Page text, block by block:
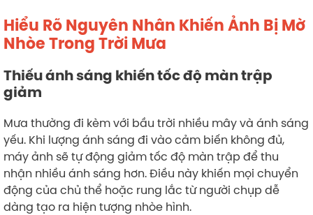
Hiểu Rõ Nguyên Nhân Khiến Ảnh Bị Mờ
Nhòe Trong Trời Mưa
Thiếu ánh sáng khiến tốc độ màn trập
giảm
Mưa thường đi kèm với bầu trời nhiều mây và ánh sáng
yếu. Khi lượng ánh sáng đi vào cảm biến không đủ,
máy ảnh sẽ tự động giảm tốc độ màn trập để thu
nhận nhiều ánh sáng hơn. Điều này khiến mọi chuyển
động của chủ thể hoặc rung lắc từ người chụp dễ
dàng tạo ra hiện tượng nhòe hình.